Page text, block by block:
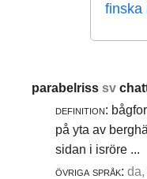
finska
parabelrisssv
definition:
på yta av
sidan i isröre ...
övriga språk: da,